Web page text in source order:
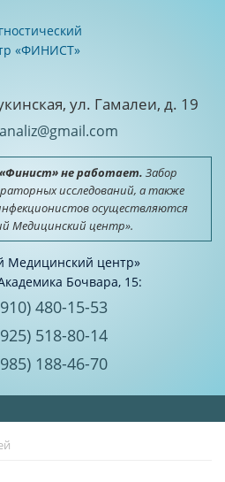
ул. Гамалеи, д. 19
не работает. Забор
исследований, а также
осуществляются
Медицинский центр».
Медицинский центр»
Бочвара, 15:
480-15-53
518-80-14
188-46-70